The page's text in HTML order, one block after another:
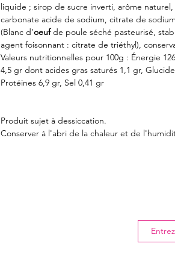
liquide ; sirop de sucre inverti, arôme
carbonate acide de sodium, citrate de
(Blanc d’oeufde poule séché pasteurisé,
agent foisonnant : citrate de triéthyl),
Valeurs nutritionnelles pour 100g : Énergie
4,5 gr dont acides gras saturés 1,1 gr,
Protéines 6,9 gr, Sel 0,41 gr
Produit sujet à dessiccation.
Conserver à l'abri de la chaleur et de